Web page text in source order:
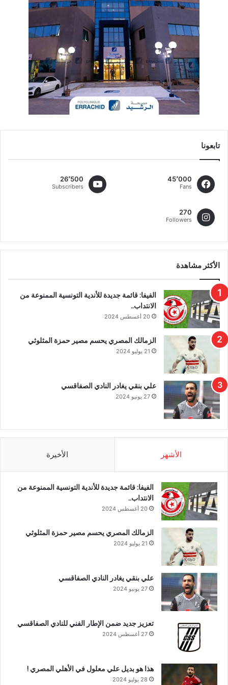
تابعونا
45٬000
Fans
26٬500
Subscribers
270
Followers
الأكثر مشاهدة
الفيفا: قائمة جديدة للأندية التونسية الممنوعة من
الانتداب..
20 أغسطس 2024
الزمالك المصري يحسم مصير حمزة المثلوثي
21 يوليو 2024
علي بنقي يغادر النادي الصفاقسي
27 يونيو 2024
الأشهر الأخيرة
الفيفا: قائمة جديدة للأندية التونسية الممنوعة من
الانتداب..
20 أغسطس 2024
الزمالك المصري يحسم مصير حمزة المثلوثي
21 يوليو 2024
علي بنقي يغادر النادي الصفاقسي
27 يونيو 2024
تعزيز جديد ضمن الإطار الفني للنادي الصفاقسي
27 أغسطس 2024
هذا هو بديل علي معلول في الأهلي المصري !
28 يوليو 2024